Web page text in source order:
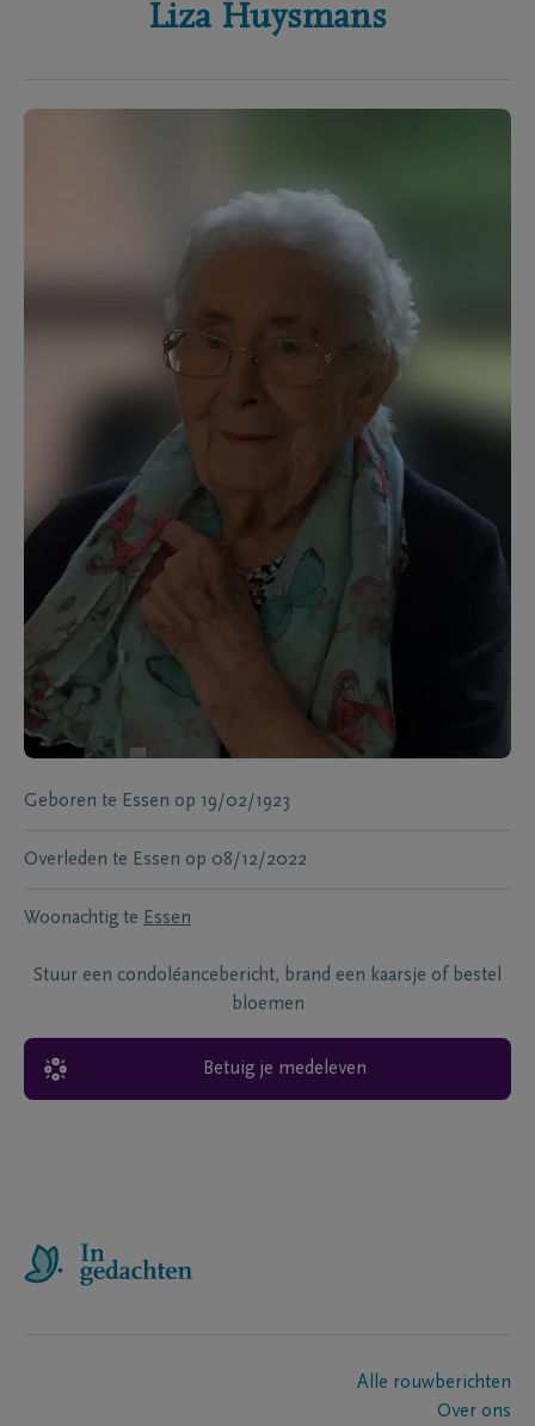
Liza Huysmans
Geboren te Essen op 19/02/1923
Overleden te Essen op 08/12/2022
Woonachtig te Essen
Stuur een condoléancebericht, brand een kaarsje of bestel
bloemen
Betuig je medeleven
Alle rouwberichten
Over ons